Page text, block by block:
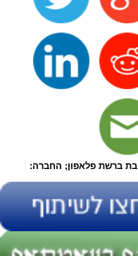
ברשת פלאפון; החברה: